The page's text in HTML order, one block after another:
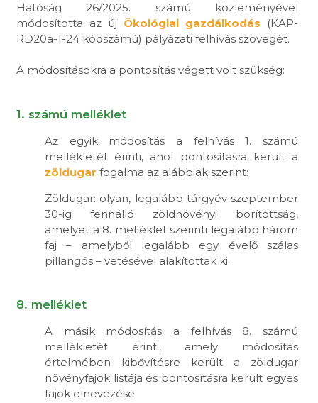
Hatóság 26/2025. számú közleményével
módosította az új Ökológiai gazdálkodás (KAP-
RD20a-1-24 kódszámú) pályázati felhívás szövegét.
A módosításokra a pontosítás végett volt szükség:
1. számú melléklet
Az egyik módosítás a felhívás 1. számú
mellékletét érinti, ahol pontosításra került a
zöldugar fogalma az alábbiak szerint:
Zöldugar: olyan, legalább tárgyév szeptember
30-ig fennálló zöldnövényi borítottság,
amelyet a 8. melléklet szerinti legalább három
faj – amelyből legalább egy évelő szálas
pillangós – vetésével alakítottak ki.
8. melléklet
A másik módosítás a felhívás 8. számú
mellékletét érinti, amely módosítás
értelmében kibővítésre került a zöldugar
növényfajok listája és pontosításra került egyes
fajok elnevezése: